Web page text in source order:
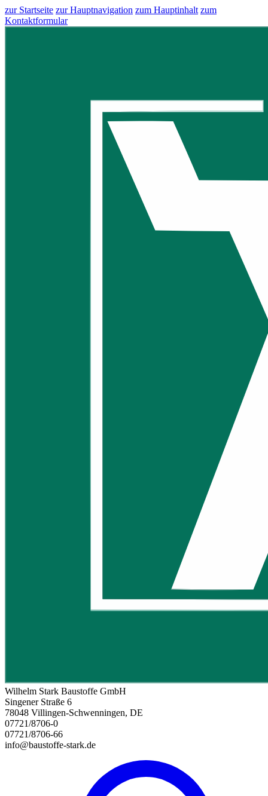
zur Startseite zur Hauptnavigation zum Hauptinhalt zum
Kontaktformular
Wilhelm Stark Baustoffe GmbH
Singener Straße 6
78048 Villingen-Schwenningen, DE
07721/8706-0
07721/8706-66
info@baustoffe-stark.de